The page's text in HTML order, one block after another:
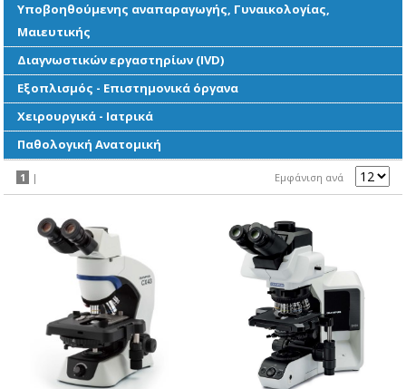
Υποβοηθούμενης αναπαραγωγής, Γυναικολογίας,
Μαιευτικής
Διαγνωστικών εργαστηρίων (IVD)
Εξοπλισμός - Επιστημονικά όργανα
Χειρουργικά - Ιατρικά
Παθολογική Ανατομική
1 | Εμφάνιση ανά